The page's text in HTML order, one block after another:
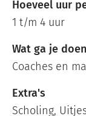
Hoeveel uur
1 t/m 4 uur
Wat ga je doen
Coaches en
Extra's
Scholing,